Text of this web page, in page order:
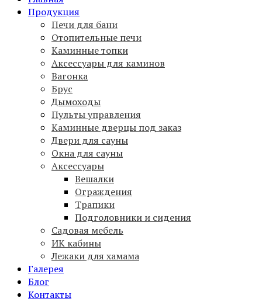
аксессуары
Продукция
Печи для бани
Отопительные печи
Каминные топки
Аксессуары для каминов
Вагонка
Брус
Дымоходы
Пульты управления
Каминные дверцы под заказ
Двери для сауны
Окна для сауны
Аксессуары
Вешалки
Ограждения
Трапики
Подголовники и сидения
Садовая мебель
ИК кабины
Лежаки для хамама
Галерея
Блог
Контакты